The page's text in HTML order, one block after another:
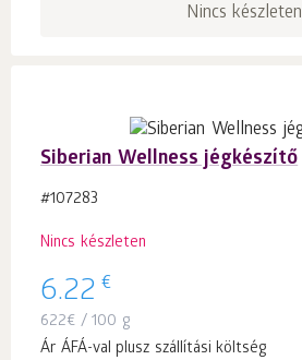
Nincs készleten
Siberian Wellness jégkészítő
#107283
Nincs készleten
6.22 €
622€ / 100 g
Ár ÁFÁ-val plusz szállítási költség